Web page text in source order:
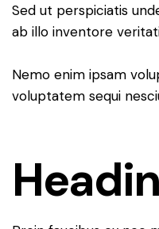
Sed ut perspiciatis
ab illo inventore
Nemo enim ipsam
voluptatem sequi